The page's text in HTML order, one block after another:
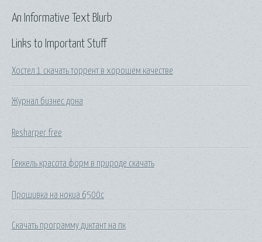
Links to Important Stuff
Хостел 1 скачать торрент в хорошем качестве
Журнал бизнес дона
Resharper free
Геккель красота форм в природе скачать
Прошивка на нокиа 6500с
Скачать программу диктант на пк
An Informative Text Blurb